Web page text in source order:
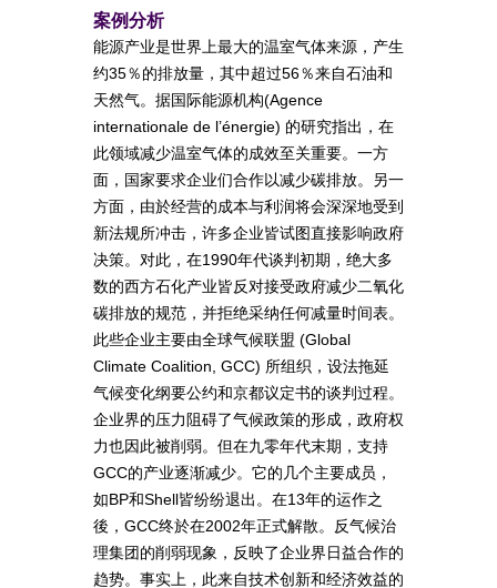
案例分析
能源产业是世界上最大的温室气体来源，产生
约35％的排放量，其中超过56％来自石油和
天然气。据国际能源机构(Agence
internationale de l’énergie) 的研究指出，在
此领域减少温室气体的成效至关重要。一方
面，国家要求企业们合作以减少碳排放。另一
方面，由於经营的成本与利润将会深深地受到
新法规所冲击，许多企业皆试图直接影响政府
决策。对此，在1990年代谈判初期，绝大多
数的西方石化产业皆反对接受政府减少二氧化
碳排放的规范，并拒绝采纳任何减量时间表。
此些企业主要由全球气候联盟 (Global
Climate Coalition, GCC) 所组织，设法拖延
气候变化纲要公约和京都议定书的谈判过程。
企业界的压力阻碍了气候政策的形成，政府权
力也因此被削弱。但在九零年代末期，支持
GCC的产业逐渐减少。它的几个主要成员，
如BP和Shell皆纷纷退出。在13年的运作之
後，GCC终於在2002年正式解散。反气候治
理集团的削弱现象，反映了企业界日益合作的
趋势。事实上，此来自技术创新和经济效益的